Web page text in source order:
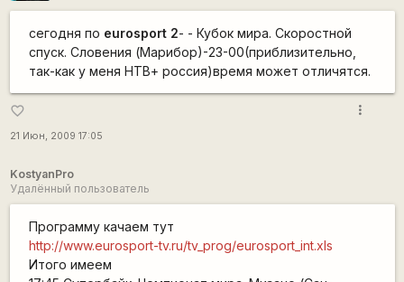
сегодня по eurosport 2- - Кубок мира. Скоростной
спуск. Словения (Марибор)-23-00(приблизительно,
так-как у меня НТВ+ россия)время может отличятся.
favorite_border
21 Июн, 2009 17:05
more_vert
KostyanPro
Удалённый пользователь
Программу качаем тут
http://www.eurosport-tv.ru/tv_prog/eurosport_int.xls
Итого имеем